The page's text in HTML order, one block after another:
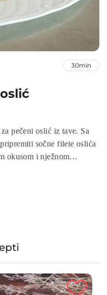
30min
pečeni oslić iz tave. Sa
sočne filete oslića
okusom i nježnom